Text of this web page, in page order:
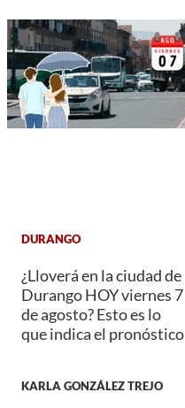
DURANGO
¿Lloverá en la ciudad de
Durango HOY viernes 7
de agosto? Esto es lo
que indica el pronóstico
KARLA GONZÁLEZ TREJO